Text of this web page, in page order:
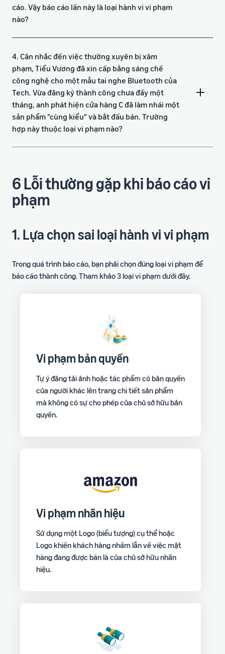
cáo. Vậy báo cáo lần này là loại hành vi vi phạm
nào?
4. Cân nhắc đến việc thường xuyên bị xâm
phạm, Tiểu Vương đã xin cấp bằng sáng chế
công nghệ cho một mẫu tai nghe Bluetooth của
Tech. Vừa đăng ký thành công chưa đầy một
tháng, anh phát hiện cửa hàng C đã làm nhái một
sản phẩm "cùng kiểu" và bắt đầu bán. Trường
hợp này thuộc loại vi phạm nào?
6 Lỗi thường gặp khi báo cáo vi
phạm
1. Lựa chọn sai loại hành vi vi phạm
Trong quá trình báo cáo, bạn phải chọn đúng loại vi phạm để
báo cáo thành công. Tham khảo 3 loại vi phạm dưới đây.
Vi phạm bản quyền
Tự ý đăng tải ảnh hoặc tác phẩm có bản quyền
của người khác lên trang chi tiết sản phẩm
mà không có sự cho phép của chủ sở hữu bản
quyền.
Vi phạm nhãn hiệu
Sử dụng một Logo (biểu tượng) cụ thể hoặc
Logo khiến khách hàng nhầm lẫn về việc mặt
hàng đang được bán là của chủ sở hữu nhãn
hiệu.